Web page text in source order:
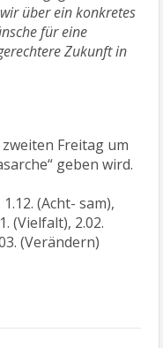
über ein konkretes
für eine
Zukunft in
Freitag um
geben wird.
(Acht- sam),
(Vielfalt), 2.02.
(Verändern)